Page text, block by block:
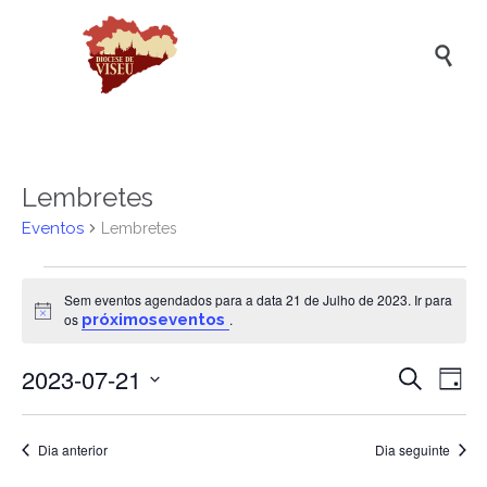

Lembretes
Eventos Lembretes
for
de
Julho
de
Aviso
Sem eventos agendados para a data 21 de Julho de 2023. Ir para
os próximoseventos .
de
Pesquisar
de
Dia
2023-07-21
data.Dia anterior Dia seguinte